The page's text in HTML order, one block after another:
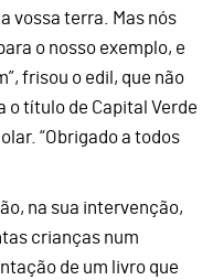
vossa terra. Mas nós
o nosso exemplo, e
frisou o edil, que não
o título de Capital Verde
“Obrigado a todos
na sua intervenção,
crianças num
de um livro que